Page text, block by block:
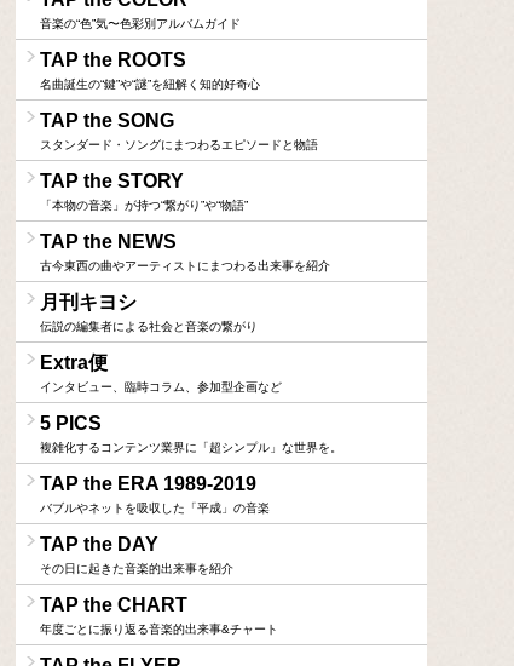
音楽の“色”気〜色彩別アルバムガイド
TAP the ROOTS
名曲誕生の“鍵”や“謎”を紐解く知的好奇心
TAP the SONG
スタンダード・ソングにまつわるエピソードと物語
TAP the STORY
「本物の音楽」が持つ“繋がり”や“物語”
TAP the NEWS
古今東西の曲やアーティストにまつわる出来事を紹介
月刊キヨシ
伝説の編集者による社会と音楽の繋がり
Extra便
インタビュー、臨時コラム、参加型企画など
5 PICS
複雑化するコンテンツ業界に「超シンプル」な世界を。
TAP the ERA 1989-2019
バブルやネットを吸収した「平成」の音楽
TAP the DAY
その日に起きた音楽的出来事を紹介
TAP the CHART
年度ごとに振り返る音楽的出来事&チャート